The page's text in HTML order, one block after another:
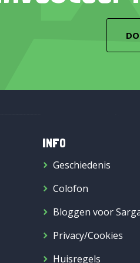
INFO
Geschiedenis
Colofon
Bloggen voor
Privacy/Cookies
Huisregels